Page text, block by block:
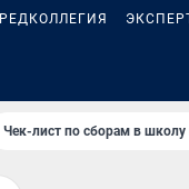
РЕДКОЛЛЕГИЯ
Чек-лист по сборам в школу